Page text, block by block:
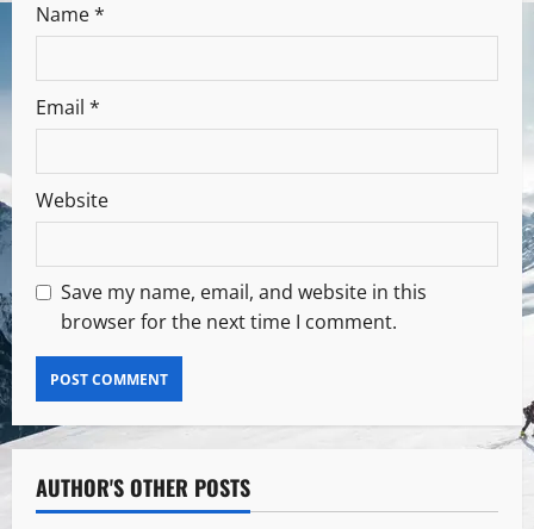
Name*
Email *
Website
Save my name, email, and website in this
browser for the next time I comment.
AUTHOR'S OTHER POSTS